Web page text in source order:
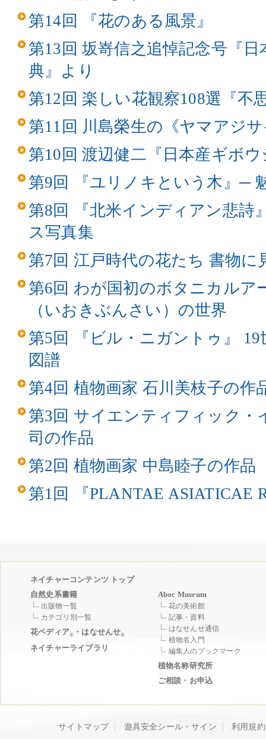
第14回 『花のある風景』
第13回 坂嵜信之追悼記念号『
典』より
第12回 楽しい花観察108選『不
第11回 川島榮生の《ヤマアジ
第10回 渡辺健二『日本産ギボ
第9回 『ユリノキという木』─
第8回 『北米インディアン悲詩
ス写真集
第7回 江戸時代の花たち 書物に
第6回 わが国初のボタニカルア
（いおきぶんさい）の世界
第5回 『ビル・ニガントゥ』
図譜
第4回 植物画家 石川美枝子の作
第3回 サイエンティフィック・
司の作品
第2回 植物画家 中島睦子の作品
第1回 『PLANTAE ASIATICAE
ネイチャーコンテンツ トップ
自然史系書籍
出版物一覧
カテゴリ別一覧
花ペディア® ・はなせんせ®
ネイチャーライブラリ
Aboc Museum
花の美術館
記事・資料
はなせんせ通信
植物名入門
編集人のブックマーク
植物名称研究所
ご相談・お申込
サイトマップ 遊具安全シール・サイン 利用規約